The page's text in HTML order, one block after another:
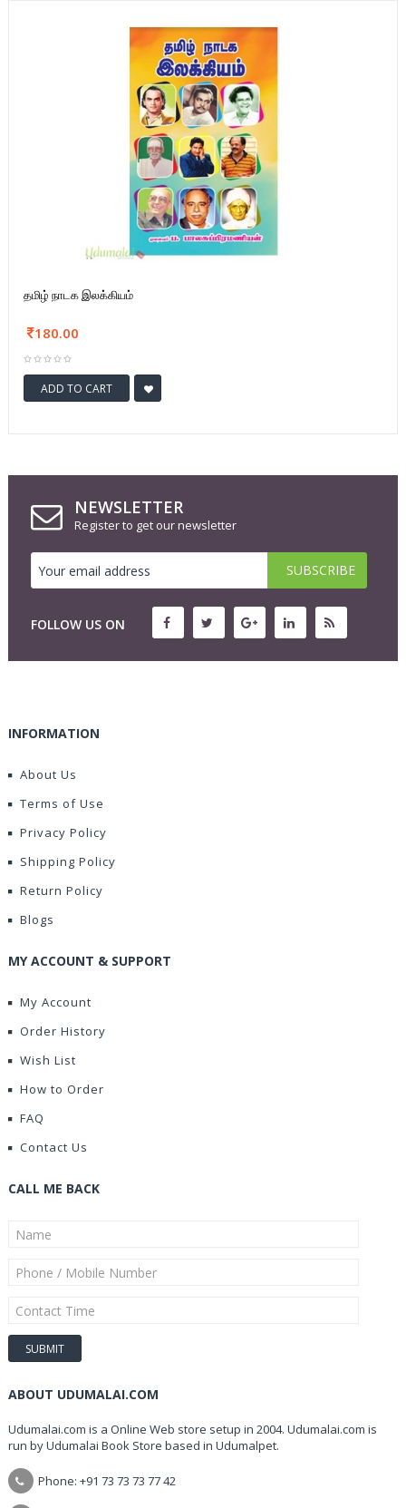
தமிழ் நாடக இலக்கியம்
180.00
ADD TO CART
NEWSLETTER
Register to get our newsletter
FOLLOW US ON
INFORMATION
About Us
Terms of Use
Privacy Policy
Shipping Policy
Return Policy
Blogs
MY ACCOUNT & SUPPORT
My Account
Order History
Wish List
How to Order
FAQ
Contact Us
CALL ME BACK
ABOUT UDUMALAI.COM
Udumalai.com is a Online Web store setup in 2004. Udumalai.com is
run by Udumalai Book Store based in Udumalpet.
Phone: +91 73 73 73 77 42